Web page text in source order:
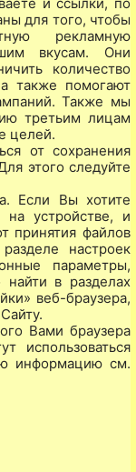
и ссылки, по
для того, чтобы
рекламную
вкусам. Они
количество
также помогают
Также мы
третьим лицам
целей.
от сохранения
этого следуйте
Если Вы хотите
устройстве, и
принятия файлов
настроек
параметры,
в разделах
веб-браузера,
Вами браузера
использоваться
информацию см.